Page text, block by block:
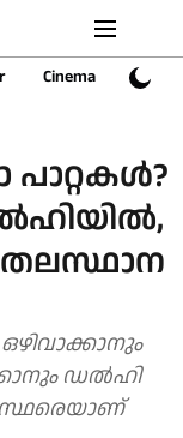
Cinema Sports
ഡൽഹി